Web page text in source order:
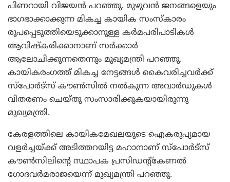
പിണറായി വിജയന്‍ പറഞ്ഞു. മുഴുവന്‍ ജനങ്ങളെയും
ഭാഗഭാക്കാക്കുന്ന മികച്ച കായിക സംസ്‌കാരം
രൂപപ്പെടുത്തിയെടുക്കാനുള്ള കര്‍മപരിപാടികള്‍
ആവിഷ്‌കരിക്കാനാണ് സര്‍ക്കാര്‍
ആലോചിക്കുന്നതെന്നും മുഖ്യമന്ത്രി പറഞ്ഞു.
കായികരംഗത്ത് മികച്ച നേട്ടങ്ങള്‍ കൈവരിച്ചവര്‍ക്ക്
സ്‌പോര്‍ട്‌സ് കൗണ്‍സില്‍ നല്‍കുന്ന അവാര്‍ഡുകള്‍
വിതരണം ചെയ്തു സംസാരിക്കുകയായിരുന്നു
മുഖ്യമന്ത്രി.
കേരളത്തിലെ കായികമേഖലയുടെ ഐകരൂപ്യമായ
വളര്‍ച്ചയ്ക്ക് അടിത്തറയിട്ട മഹാനാണ് സ്‌പോര്‍ട്‌സ്
കൗണ്‍സിലിന്റെ സ്ഥാപക പ്രസിഡന്റ്‌കേണല്‍
ഗോദവര്‍മരാജയെന്ന് മുഖ്യമന്ത്രി പറഞ്ഞു.